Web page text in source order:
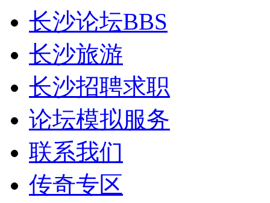
长沙论坛BBS
长沙旅游
长沙招聘求职
论坛模拟服务
联系我们
传奇专区